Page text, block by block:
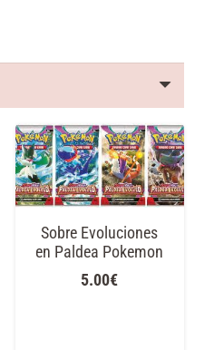
Sobre Evoluciones
en Paldea Pokemon
5.00€